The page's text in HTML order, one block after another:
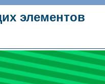
элементов